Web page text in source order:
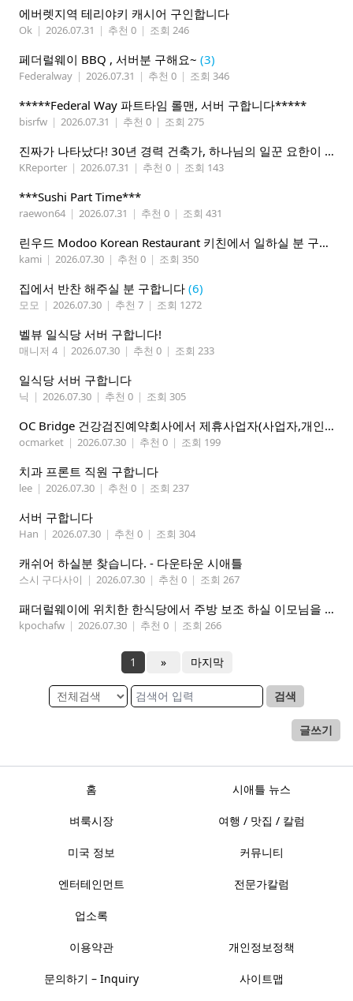
에버렛지역 테리야키 캐시어 구인합니다
Ok | 2026.07.31 | 추천 0 | 조회 246
페더럴웨이 BBQ , 서버분 구해요~ (3)
Federalway | 2026.07.31 | 추천 0 | 조회 346
*****Federal Way 파트타임 롤맨, 서버 구합니다*****
bisrfw | 2026.07.31 | 추천 0 | 조회 275
진짜가 나타났다! 30년 경력 건축가, 하나님의 일꾼 요한이 책임 시공합니다.
KReporter | 2026.07.31 | 추천 0 | 조회 143
***Sushi Part Time***
raewon64 | 2026.07.31 | 추천 0 | 조회 431
린우드 Modoo Korean Restaurant 키친에서 일하실 분 구합니다
kami | 2026.07.30 | 추천 0 | 조회 350
집에서 반찬 해주실 분 구합니다 (6)
모모 | 2026.07.30 | 추천 7 | 조회 1272
벨뷰 일식당 서버 구합니다!
매니저 4 | 2026.07.30 | 추천 0 | 조회 233
일식당 서버 구합니다
닉 | 2026.07.30 | 추천 0 | 조회 305
OC Bridge 건강검진예약회사에서 제휴사업자(사업자,개인)모집 (재택근무)
ocmarket | 2026.07.30 | 추천 0 | 조회 199
치과 프론트 직원 구합니다
lee | 2026.07.30 | 추천 0 | 조회 237
서버 구합니다
Han | 2026.07.30 | 추천 0 | 조회 304
캐쉬어 하실분 찾습니다. - 다운타운 시애틀
스시 구다사이 | 2026.07.30 | 추천 0 | 조회 267
패더럴웨이에 위치한 한식당에서 주방 보조 하실 이모님을 찾고 있습니다
kpochafw | 2026.07.30 | 추천 0 | 조회 266
1 » 마지막
검색
글쓰기
홈 시애틀 뉴스
벼룩시장 여행 / 맛집 / 칼럼
미국 정보 커뮤니티
엔터테인먼트 전문가칼럼
업소록
이용약관 개인정보정책
문의하기 – Inquiry 사이트맵